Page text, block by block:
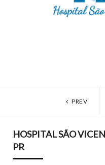
PREV
HOSPITAL SÃO
PR